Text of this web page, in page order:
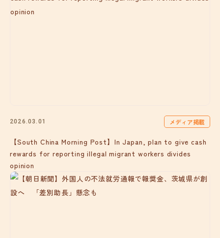
2026.03.01 メディア掲載
【South China Morning Post】In Japan, plan to give cash
rewards for reporting illegal migrant workers divides
opinion